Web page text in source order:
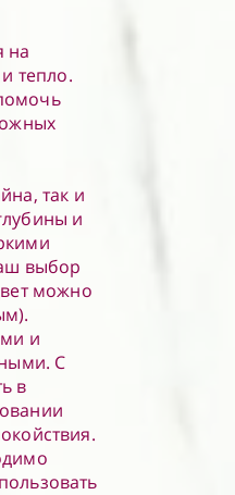
на
тепло.
так и
и
выбор
можно
и
С
в